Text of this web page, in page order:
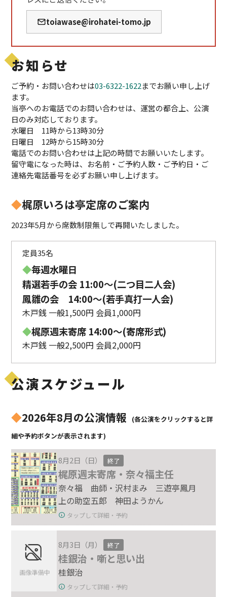
toiawase@irohatei-tomo.jp
お知らせ
ご予約・お問い合わせは03-6322-1622までお願い申し上げ
ます。
当亭へのお電話でのお問い合わせは、運営の都合上、公演
日のみ対応しております。
水曜日 11時から13時30分
日曜日 12時から15時30分
電話でのお問い合わせは上記の時間でお願いいたします。
留守電になった時は、お名前・ご予約人数・ご予約日・ご
連絡先電話番号を必ずお願い申し上げます。
◆梶原いろは亭定席のご案内
2023年5月から席数制限無しで再開いたしました。
定員35名
◆毎週水曜日
精選若手の会 11:00〜(二つ目二人会)
鳳雛の会 14:00～(若手真打一人会)
木戸銭 一般1,500円 会員1,000円
◆梶原週末寄席 14:00〜(寄席形式)
木戸銭 一般2,500円 会員2,000円
公演スケジュール
◆2026年8月の公演情報
(各公演をクリックすると詳
細や予約ボタンが表示されます)
8月2日（日） 終了
梶原週末寄席・奈々福主任
奈々福 曲師・沢村まみ 三遊亭鳳月
上の助空五郎 神田ようかん
タップして詳細・予約
8月3日（月） 終了
桂銀治・噺と思い出
桂銀治
タップして詳細・予約